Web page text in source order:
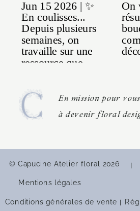
En mission pour
à devenir floral
© Capucine Atelier floral 2026
Mentions légales
|
|
Conditions générales de vente